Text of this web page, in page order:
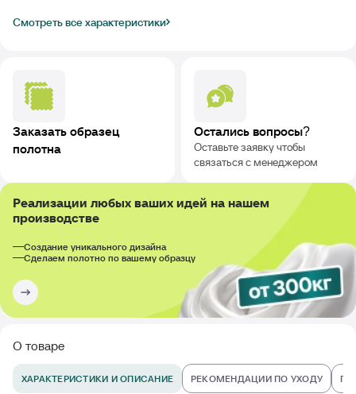
Смотреть все характеристики
Заказать образец
полотна
Остались вопросы?
Оставьте заявку чтобы
связаться с менеджером
Реализации любых ваших идей на нашем
производстве
Создание уникального дизайна
Сделаем полотно по вашему образцу
О товаре
ХАРАКТЕРИСТИКИ И ОПИСАНИЕ РЕКОМЕНДАЦИИ ПО УХОДУ